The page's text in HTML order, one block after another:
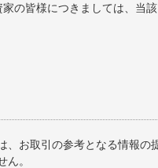
の皆様につきましては、当
お取引の参考となる情報の
。